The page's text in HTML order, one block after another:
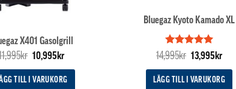
X401 Gasolgrill
kr Det
priset
10,995krDet
priset
TILL I VARUKORG
Bluegaz Kyoto Kamado XL
Betygsatt5
av 5
14,995kr Det
priset
13,995krDet
priset
LÄGG TILL I VARUKORG